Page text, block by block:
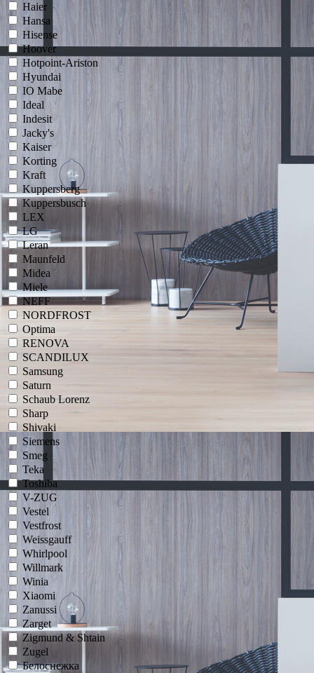
Haier
Hansa
Hisense
Hoover
Hotpoint-Ariston
Hyundai
IO Mabe
Ideal
Indesit
Jacky's
Kaiser
Korting
Kraft
Kuppersberg
Kuppersbusch
LEX
LG
Leran
Maunfeld
Midea
Miele
NEFF
NORDFROST
Optima
RENOVA
SCANDILUX
Samsung
Saturn
Schaub Lorenz
Sharp
Shivaki
Siemens
Smeg
Teka
Toshiba
V-ZUG
Vestel
Vestfrost
Weissgauff
Whirlpool
Willmark
Winia
Xiaomi
Zanussi
Zarget
Zigmund & Shtain
Zugel
Белоснежка